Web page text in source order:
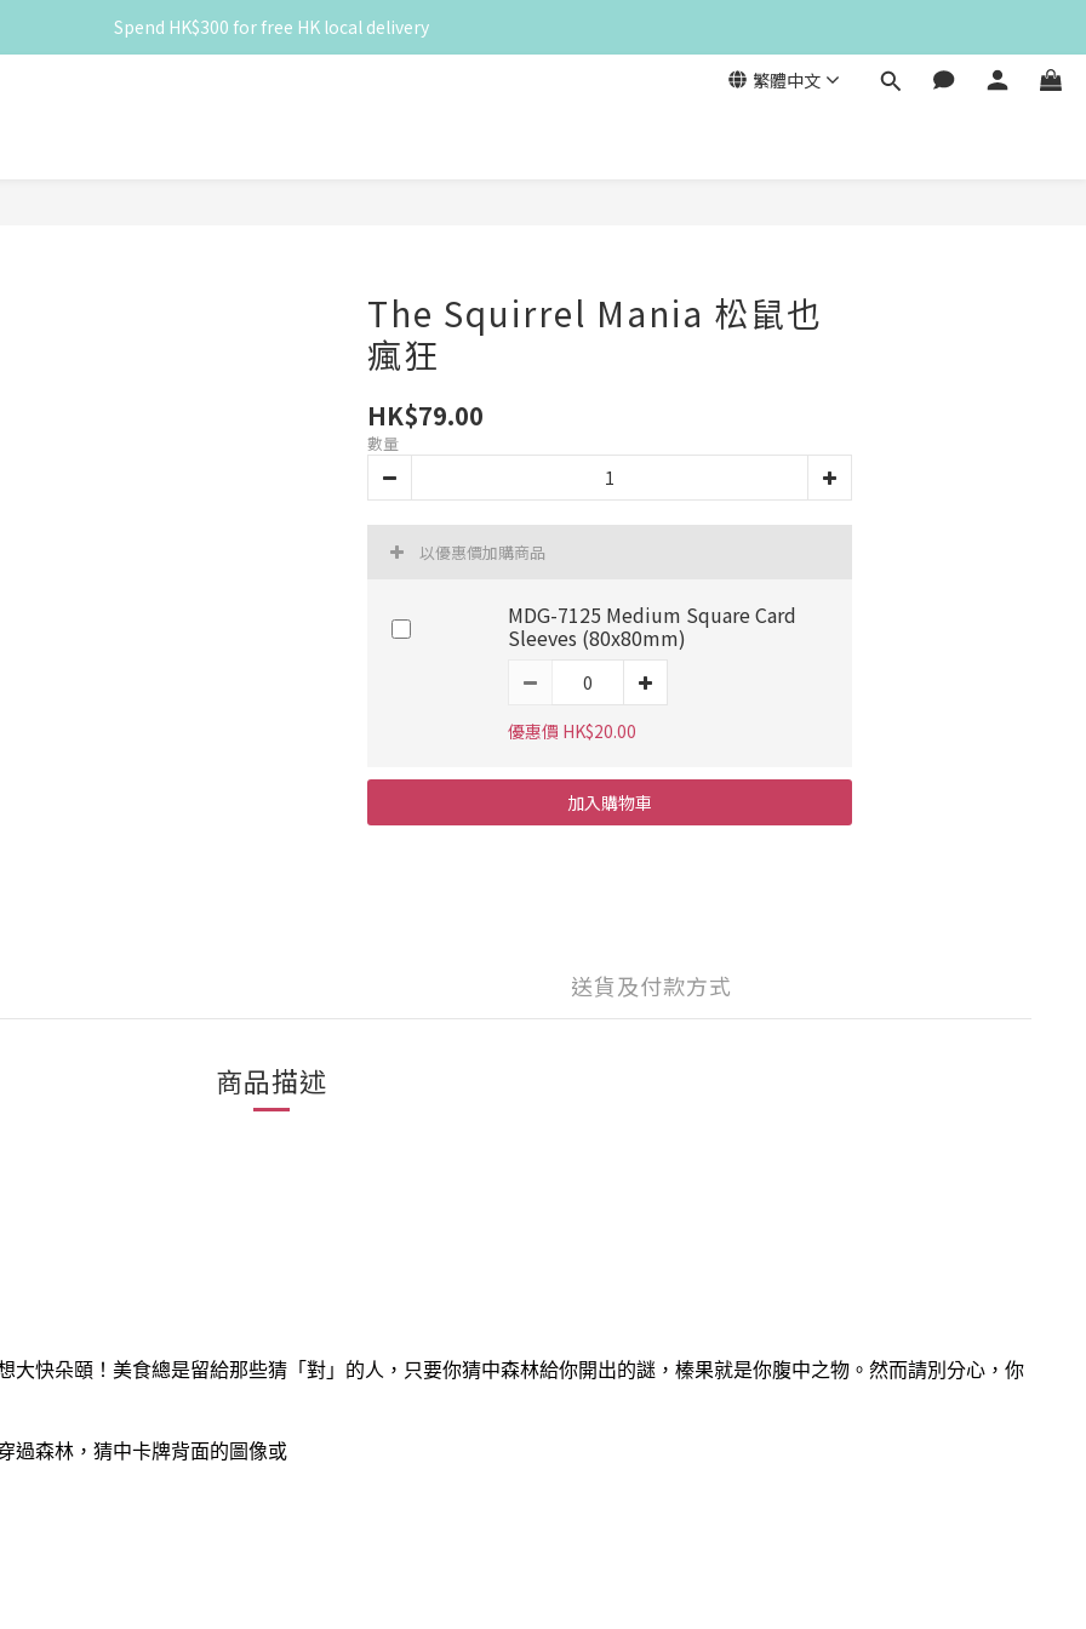
滿 HK$300 免香港本地運費
Spend HK$300 for free HK local delivery
繁體中文
The Squirrel Mania 松鼠也
瘋狂
HK$79.00
數量
以優惠價加購商品
MDG-7125 Medium Square Card
Sleeves (80x80mm)
優惠價 HK$20.00
加入購物車
送貨及付款方式
商品描述
大快朵頤！美食總是留給那些猜「對」的人，只要你猜中森林給你開出的謎，榛果就是你腹中之物。然而請別分心，你
過森林，猜中卡牌背面的圖像或